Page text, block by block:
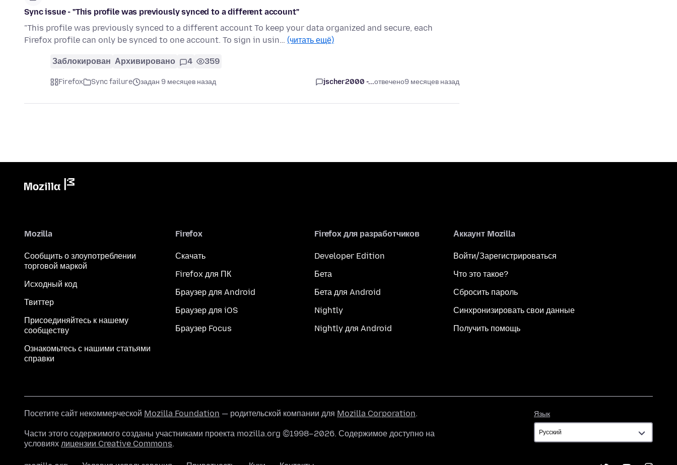
Sync issue - "This profile was previously synced to a different account"
"This profile was previously synced to a different account To keep your data organized and secure, each
Firefox profile can only be synced to one account. To sign in usin… (читать ещё)
Заблокирован Архивировано 4 359
Firefox Sync failure задан 9 месяцев назад jscher2000 -...отвечено9 месяцев назад
Mozilla
Сообщить о злоупотреблении
торговой маркой
Исходный код
Твиттер
Присоединяйтесь к нашему
сообществу
Ознакомьтесь с нашими статьями
справки
Firefox
Скачать
Firefox для ПК
Браузер для Android
Браузер для iOS
Браузер Focus
Firefox для разработчиков
Developer Edition
Бета
Бета для Android
Nightly
Nightly для Android
Аккаунт Mozilla
Войти/Зарегистрироваться
Что это такое?
Сбросить пароль
Синхронизировать свои данные
Получить помощь
Язык
Посетите сайт некоммерческой Mozilla Foundation — родительской компании для Mozilla Corporation.
Части этого содержимого созданы участниками проекта mozilla.org ©1998–2026. Содержимое доступно на
условиях лицензии Creative Commons.